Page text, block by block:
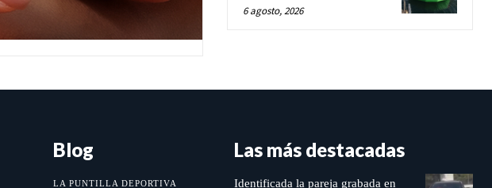
6 agosto, 2026
Blog
LA PUNTILLA DEPORTIVA
Las más destacadas
Identificada la pareja grabada en